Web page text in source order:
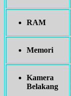
RAM
Memori
Kamera
Belakang